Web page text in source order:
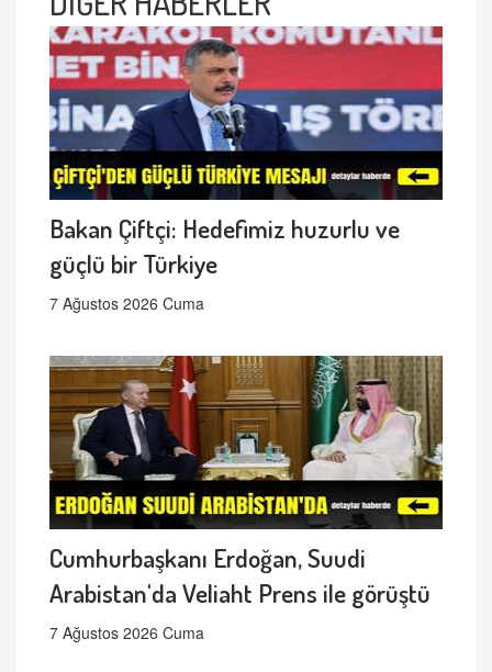
Bakan Çiftçi: Hedefimiz huzurlu ve
güçlü bir Türkiye
7 Ağustos 2026 Cuma
Cumhurbaşkanı Erdoğan, Suudi
Arabistan'da Veliaht Prens ile görüştü
7 Ağustos 2026 Cuma